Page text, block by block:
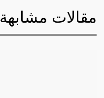
مقالات مشابهة